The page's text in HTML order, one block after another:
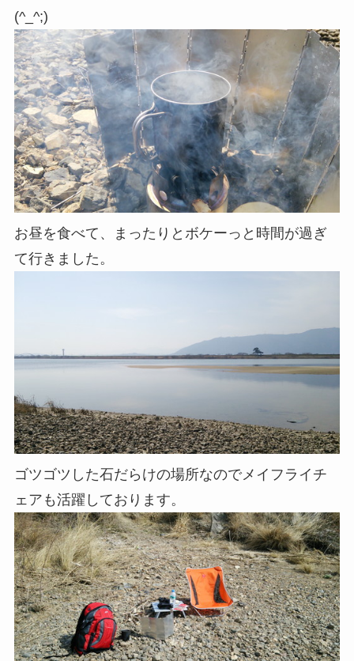
(^_^;)
お昼を食べて、まったりとボケーっと時間が過ぎ
て行きました。
ゴツゴツした石だらけの場所なのでメイフライチ
ェアも活躍しております。